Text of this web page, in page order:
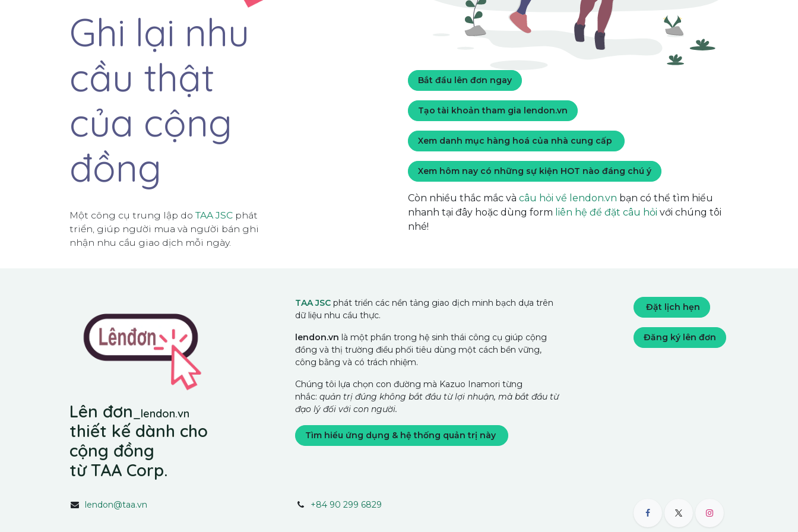
Ghi lại nhu
cầu thật
của cộng
đồng
Một công cụ trung lập do TAA JSC phát
triển, giúp người mua và người bán ghi
nhận nhu cầu giao dịch mỗi ngày.
Bắt đầu lên đơn ngay
Tạo tài khoản tham gia lendon.vn
Xem danh mục hàng hoá của nhà cung cấp
Xem hôm nay có những sự kiện HOT nào đáng chú ý
Còn nhiều thắc mắc và câu hỏi về lendon.vn bạn có thể tìm hiểu
nhanh tại đây hoặc dùng form liên hệ để đặt câu hỏi với chúng tôi
nhé!
Lên đơn lendon.vn
thiết kế dành cho
cộng đồng
từ TAA Corp.
TAA JSC phát triển các nền tảng giao dịch minh bạch dựa trên
dữ liệu nhu cầu thực.
lendon.vn là một phần trong hệ sinh thái công cụ giúp cộng
đồng và thị trường điều phối tiêu dùng một cách bền vững,
công bằng và có trách nhiệm.
Chúng tôi lựa chọn con đường mà Kazuo Inamori từng
nhắc: quản trị đúng không bắt đầu từ lợi nhuận, mà bắt đầu từ
đạo lý đối với con người.
Tìm hiểu ứng dụng & hệ thống quản trị này
Đặt lịch hẹn
Đăng ký lên đơn
lendon@taa.vn +84 90 299 6829